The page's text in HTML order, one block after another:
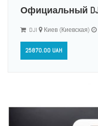
Официальный DJI
DJI Киев (Киевская)
25870.00 UAH